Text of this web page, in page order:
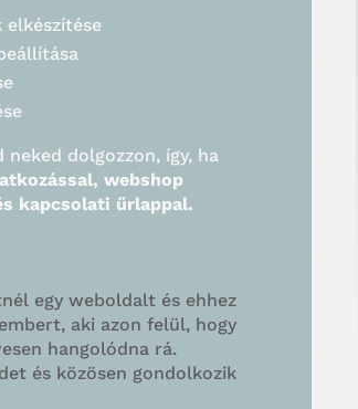
elkészítése
dolgozzon, így, ha
webshop
kapcsolati űrlappal.
egy weboldalt és ehhez
aki azon felül, hogy
hangolódna rá.
és közösen gondolkozik